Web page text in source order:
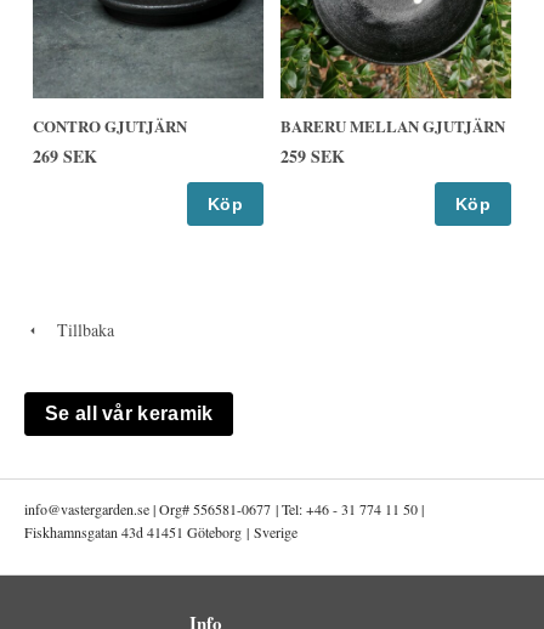
CONTRO GJUTJÄRN
269 SEK
Köp
BARERU MELLAN GJUTJÄRN
259 SEK
Köp
Tillbaka
Se all vår keramik
info@vastergarden.se | Org# 556581-0677 | Tel: +46 - 31 774 11 50 |
Fiskhamnsgatan 43d 41451 Göteborg | Sverige
Info